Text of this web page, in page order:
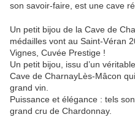
son savoir-faire, est une cave
Un petit bijou de la Cave de
médailles vont au Saint-Véran
Vignes, Cuvée Prestige !
Un petit bijou, issu d’un
Cave de CharnayLès-Mâcon
grand vin.
Puissance et élégance : tels
grand cru de Chardonnay.